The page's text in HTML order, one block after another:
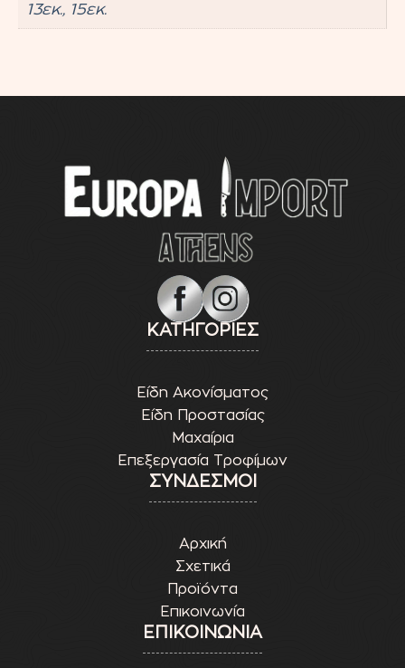
13εκ., 15εκ.
ΚΑΤΗΓΟΡΙΕΣ
Είδη Ακονίσματος
Είδη Προστασίας
Μαχαίρια
Επεξεργασία Τροφίμων
ΣΥΝΔΕΣΜΟΙ
Αρχική
Σχετικά
Προϊόντα
Επικοινωνία
ΕΠΙΚΟΙΝΩΝΙΑ